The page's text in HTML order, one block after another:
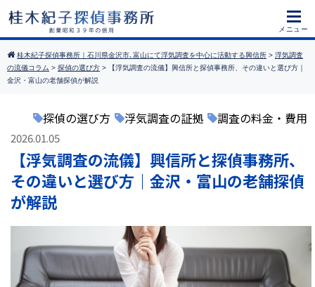
桂木紀子探偵事務所｜石川県金沢市､富山にて浮気調査を中心に活動する興信所 > 浮気調査
の流儀コラム > 探偵の選び方 >
【浮気調査の流儀】興信所と探偵事務所、その違いと選び方｜
金沢・富山の老舗探偵が解説
探偵の選び方 浮気調査の証拠 調査の料金・費用
2026.01.05
【浮気調査の流儀】興信所と探偵事務所、
その違いと選び方｜金沢・富山の老舗探偵
が解説